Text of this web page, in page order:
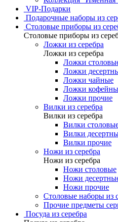
VIP-Подарки
Подарочные наборы из
Столовые приборы из
Столовые приборы из
Ложки из серебра
Ложки из серебра
Ложки
Ложки
Ложки чайные
Ложки
Ложки прочие
Вилки из серебра
Вилки из серебра
Вилки
Вилки
Вилки прочие
Ножи из серебра
Ножи из серебра
Ножи столовые
Ножи
Ножи прочие
Столовые наборы из
Прочие предметы
Посуда из серебра